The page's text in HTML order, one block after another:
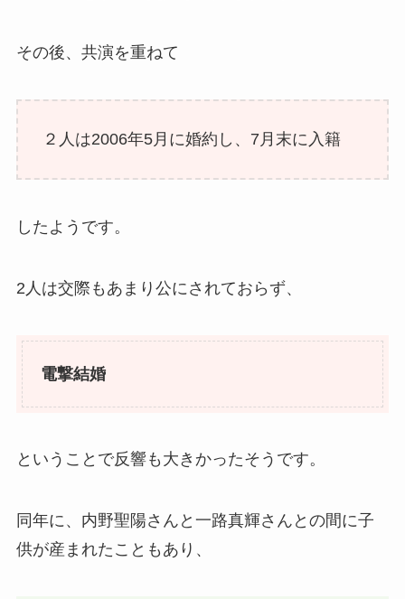
その後、共演を重ねて
２人は2006年5月に婚約し、7月末に入籍
したようです。
2人は交際もあまり公にされておらず、
電撃結婚
ということで反響も大きかったそうです。
同年に、内野聖陽さんと一路真輝さんとの間に子
供が産まれたこともあり、